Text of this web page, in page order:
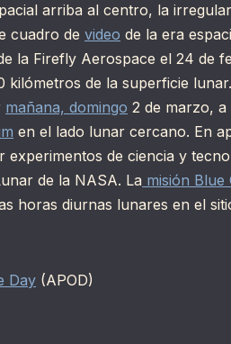
arriba al centro, la
cuadro de video de la era
la Firefly Aerospace el 24 de
kilómetros de la superficie
mañana, domingo 2 de marzo, a
en el lado lunar cercano. En
experimentos de ciencia y
de la NASA. La misión Blue
horas diurnas lunares en el
Day (APOD)